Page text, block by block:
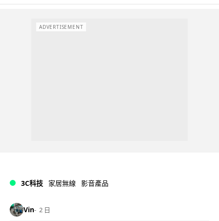
ADVERTISEMENT
3C科技 家居無線 影音產品
Vin 2 日